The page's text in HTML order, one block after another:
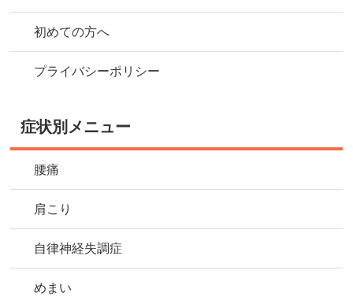
初めての方へ
プライバシーポリシー
症状別メニュー
腰痛
肩こり
自律神経失調症
めまい